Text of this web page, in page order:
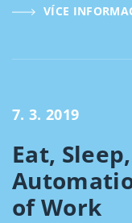
VÍCE
7. 3. 2019
Eat,
of Work